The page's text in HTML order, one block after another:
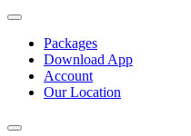
Packages
Download App
Account
Our Location